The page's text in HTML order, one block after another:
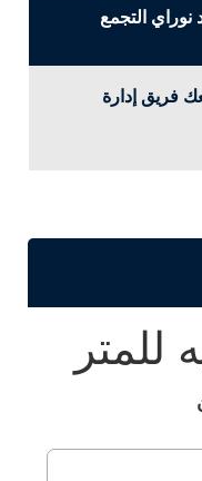
التجمع
فريق إدارة